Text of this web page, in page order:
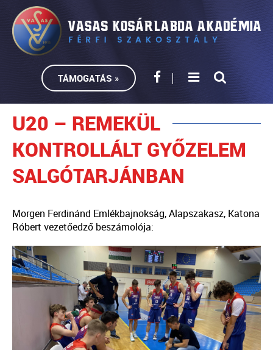
TÁMOGATÁS »
U20 – REMEKÜL
KONTROLLÁLT GYŐZELEM
SALGÓTARJÁNBAN
Morgen Ferdinánd Emlékbajnokság, Alapszakasz, Katona
Róbert vezetőedző beszámolója: